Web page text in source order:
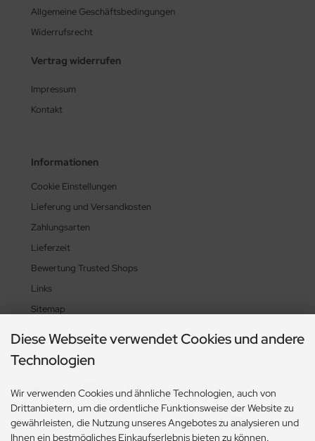
Allgemeine Geschäftsbedingungen
Widerrufsrecht
Vertrag widerrufen
Impressum
Kontakt
Informationen
Cookie Einstellungen
Lieferung und Versandkosten
Zahlungsarten
Lieferzeit
Bewertung Trusted Shops
Links
Sitemap
Zahlungsmethoden
Diese Webseite verwendet Cookies und andere
Technologien
Wir verwenden Cookies und ähnliche Technologien, auch von
Drittanbietern, um die ordentliche Funktionsweise der Website zu
gewährleisten, die Nutzung unseres Angebotes zu analysieren und
Ihnen ein bestmögliches Einkaufserlebnis bieten zu können.